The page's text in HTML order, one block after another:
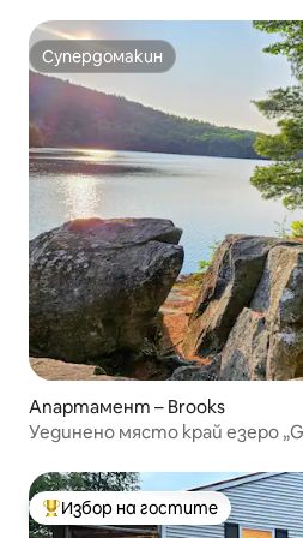
Супердомакин
Супердомакин
Апартамент – Brooks
Уединено място край езеро
Най-популярен избор на
Избор на гостите